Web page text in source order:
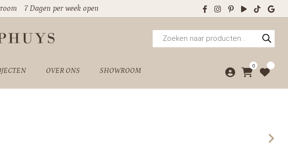
7 Dagen per week open
Producten
zoeken
OVER ONS SHOWROOM
0